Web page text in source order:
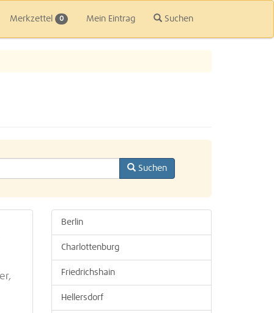
Merkzettel 0 Mein Eintrag Suchen
Suchen
Berlin
Charlottenburg
Friedrichshain
Hellersdorf